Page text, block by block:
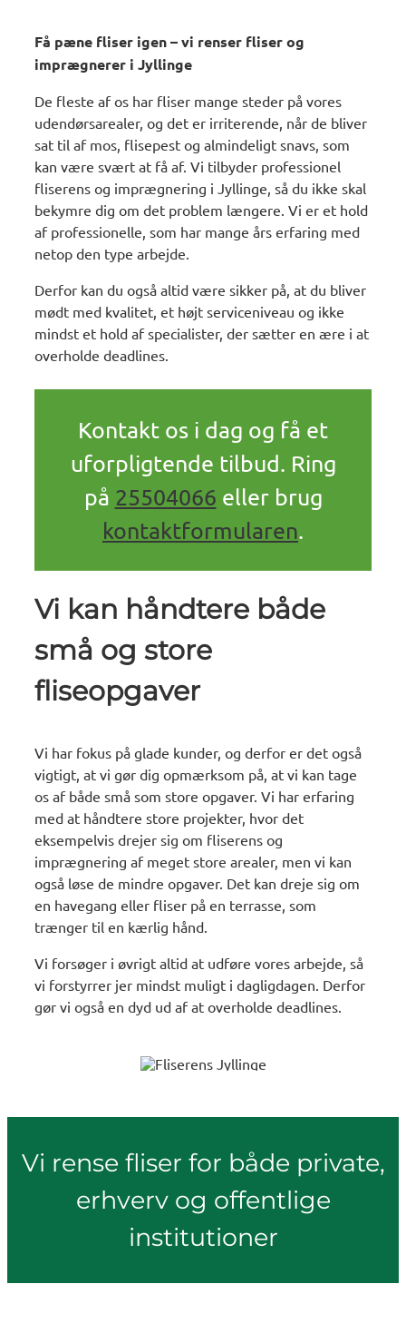
Få pæne fliser igen – vi renser fliser og
imprægnerer i Jyllinge
De fleste af os har fliser mange steder på vores
udendørsarealer, og det er irriterende, når de bliver
sat til af mos, flisepest og almindeligt snavs, som
kan være svært at få af. Vi tilbyder professionel
fliserens og imprægnering i Jyllinge, så du ikke skal
bekymre dig om det problem længere. Vi er et hold
af professionelle, som har mange års erfaring med
netop den type arbejde.
Derfor kan du også altid være sikker på, at du bliver
mødt med kvalitet, et højt serviceniveau og ikke
mindst et hold af specialister, der sætter en ære i at
overholde deadlines.
Kontakt os i dag og få et
uforpligtende tilbud. Ring
på 25504066 eller brug
kontaktformularen.
Vi kan håndtere både
små og store
fliseopgaver
Vi har fokus på glade kunder, og derfor er det også
vigtigt, at vi gør dig opmærksom på, at vi kan tage
os af både små som store opgaver. Vi har erfaring
med at håndtere store projekter, hvor det
eksempelvis drejer sig om fliserens og
imprægnering af meget store arealer, men vi kan
også løse de mindre opgaver. Det kan dreje sig om
en havegang eller fliser på en terrasse, som
trænger til en kærlig hånd.
Vi forsøger i øvrigt altid at udføre vores arbejde, så
vi forstyrrer jer mindst muligt i dagligdagen. Derfor
gør vi også en dyd ud af at overholde deadlines.
Vi rense fliser for både private,
erhverv og offentlige
institutioner